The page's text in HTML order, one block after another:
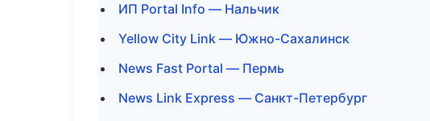
ИП Portal Info — Нальчик
Yellow City Link — Южно-Сахалинск
News Fast Portal — Пермь
News Link Express — Санкт-Петербург